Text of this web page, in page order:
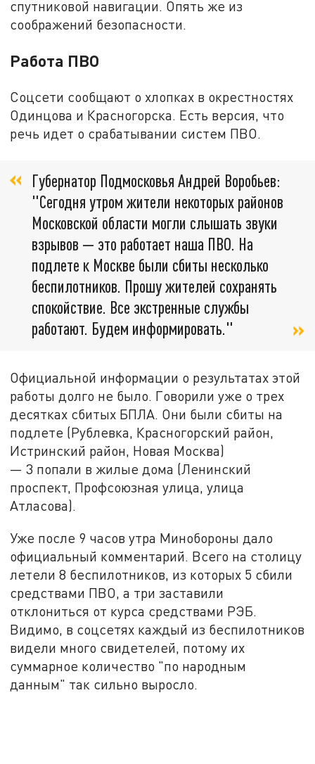
спутниковой навигации. Опять же из
соображений безопасности.
Работа ПВО
Соцсети сообщают о хлопках в окрестностях
Одинцова и Красногорска. Есть версия, что
речь идет о срабатывании систем ПВО.
Губернатор Подмосковья Андрей Воробьев:
"Сегодня утром жители некоторых районов
Московской области могли слышать звуки
взрывов — это работает наша ПВО. На
подлете к Москве были сбиты несколько
беспилотников. Прошу жителей сохранять
спокойствие. Все экстренные службы
работают. Будем информировать."
Официальной информации о результатах этой
работы долго не было. Говорили уже о трех
десятках сбитых БПЛА. Они были сбиты на
подлете (Рублевка, Красногорский район,
Истринский район, Новая Москва)
— 3 попали в жилые дома (Ленинский
проспект, Профсоюзная улица, улица
Атласова).
Уже после 9 часов утра Минобороны дало
официальный комментарий. Всего на столицу
летели 8 беспилотников, из которых 5 сбили
средствами ПВО, а три заставили
отклониться от курса средствами РЭБ.
Видимо, в соцсетях каждый из беспилотников
видели много свидетелей, потому их
суммарное количество "по народным
данным" так сильно выросло.